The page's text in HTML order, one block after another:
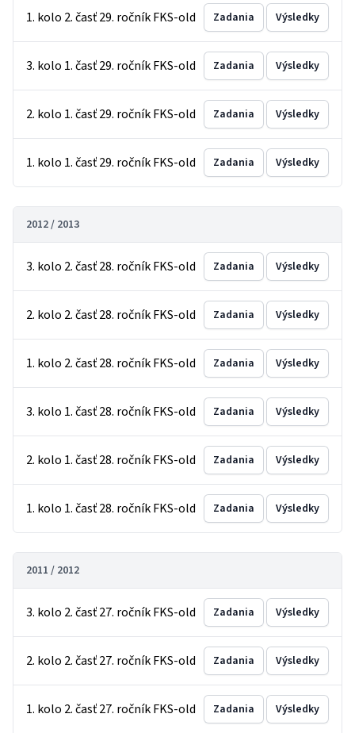
1. kolo 2. časť 29. ročník FKS-old Zadania Výsledky
3. kolo 1. časť 29. ročník FKS-old Zadania Výsledky
2. kolo 1. časť 29. ročník FKS-old Zadania Výsledky
1. kolo 1. časť 29. ročník FKS-old Zadania Výsledky
2012 / 2013
3. kolo 2. časť 28. ročník FKS-old Zadania Výsledky
2. kolo 2. časť 28. ročník FKS-old Zadania Výsledky
1. kolo 2. časť 28. ročník FKS-old Zadania Výsledky
3. kolo 1. časť 28. ročník FKS-old Zadania Výsledky
2. kolo 1. časť 28. ročník FKS-old Zadania Výsledky
1. kolo 1. časť 28. ročník FKS-old Zadania Výsledky
2011 / 2012
3. kolo 2. časť 27. ročník FKS-old Zadania Výsledky
2. kolo 2. časť 27. ročník FKS-old Zadania Výsledky
1. kolo 2. časť 27. ročník FKS-old Zadania Výsledky